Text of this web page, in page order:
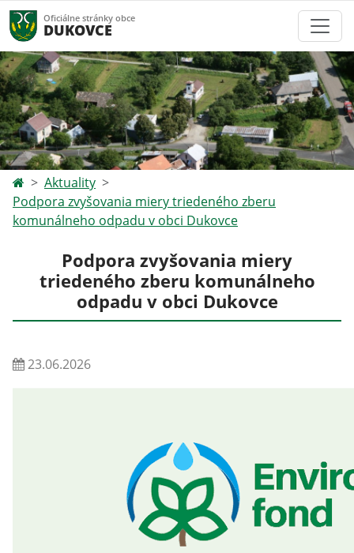
Oficiálne stránky obce
DUKOVCE
Aktuality
Podpora zvyšovania miery triedeného zberu
komunálneho odpadu v obci Dukovce
Podpora zvyšovania miery
triedeného zberu komunálneho
odpadu v obci Dukovce
23.06.2026